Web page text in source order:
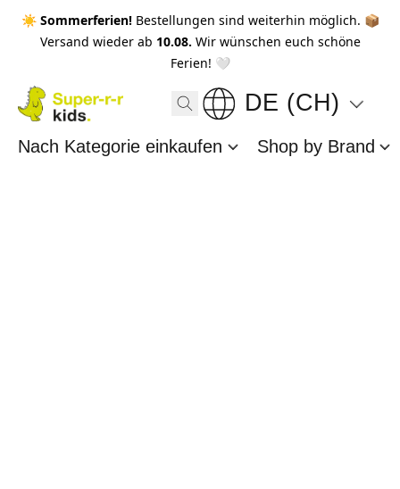
☀️ Sommerferien! Bestellungen sind weiterhin möglich. 📦
Versand wieder ab 10.08. Wir wünschen euch schöne
Ferien! 🤍
DE (CH)
Nach Kategorie einkaufen Shop by Brand